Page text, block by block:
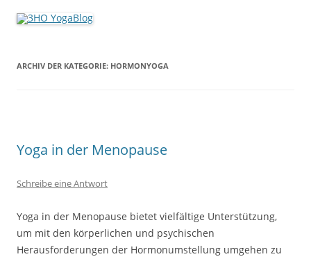
ARCHIV DER KATEGORIE: HORMONYOGA
Yoga in der Menopause
Schreibe eine Antwort
Yoga in der Menopause bietet vielfältige Unterstützung,
um mit den körperlichen und psychischen
Herausforderungen der Hormonumstellung umgehen zu